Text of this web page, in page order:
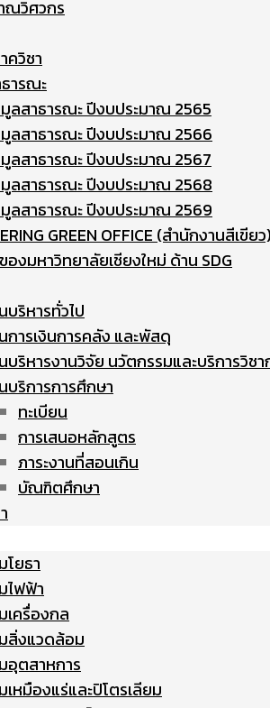
วิศวกร
ควิชา
ารณะ
ลสาธารณะ ปีงบประมาณ 2565
ลสาธารณะ ปีงบประมาณ 2566
ลสาธารณะ ปีงบประมาณ 2567
ลสาธารณะ ปีงบประมาณ 2568
ลสาธารณะ ปีงบประมาณ 2569
GREEN OFFICE (สำนักงานสีเขีย
องมหาวิทยาลัยเชียงใหม่ ด้าน SDG
บริหารทั่วไป
การเงินการคลัง และพัสดุ
บริหารงานวิจัย นวัตกรรมและบริการวิชา
บริการการศึกษา
ทะเบียน
การเสนอหลักสูตร
ภาระงานที่สอนเกิน
บัณฑิตศึกษา
โยธา
ไฟฟ้า
เครื่องกล
สิ่งแวดล้อม
อุตสาหการ
เหมืองแร่และปิโตรเลียม